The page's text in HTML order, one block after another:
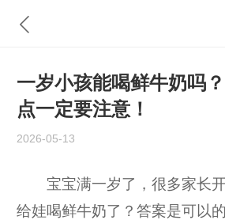
一岁小孩能喝鲜牛奶吗
点一定要注意！
2026-05-13
宝宝满一岁了，很多家长开
给娃喝鲜牛奶了？答案是可以